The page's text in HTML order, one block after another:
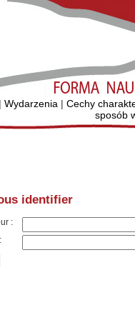
Wydarzenia | Cechy
sposób
identifier
: